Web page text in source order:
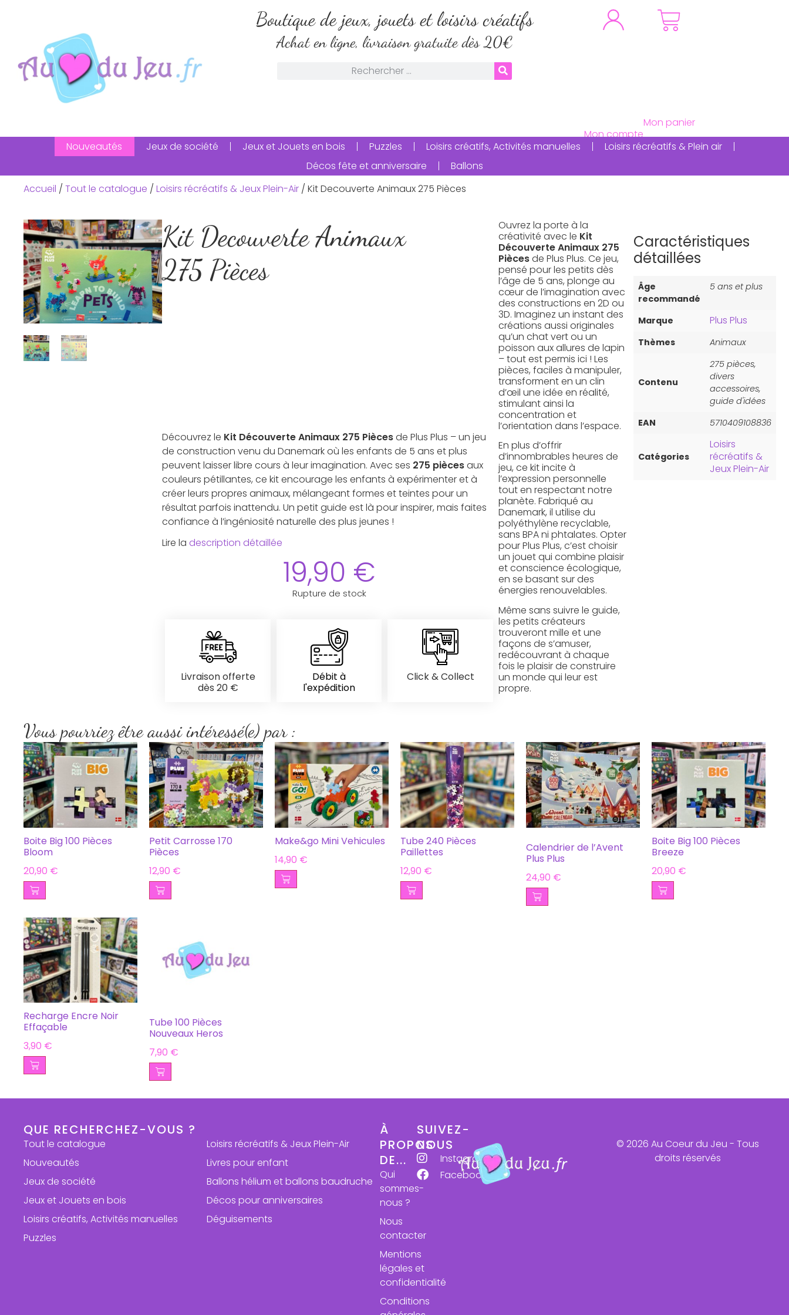
Boutique de jeux, jouets et loisirs créatifs
Achat en ligne, livraison gratuite dès 20€
Nouveautés Jeux de société Jeux et Jouets en bois Puzzles Loisirs créatifs, Activités manuelles
Loisirs récréatifs & Plein air
Décos fête et anniversaire
Ballons
Accueil /Tout le catalogue /Loisirs récréatifs & Jeux Plein-Air / Kit Decouverte Animaux 275 Pièces
Kit Decouverte Animaux
275 Pièces
Découvrez le Kit Découverte Animaux 275 Piècesde Plus Plus – un jeu
de construction venu du Danemark où les enfants de 5 ans et plus
peuvent laisser libre cours à leur imagination. Avec ses 275 piècesaux
couleurs pétillantes, ce kit encourage les enfants à expérimenter et à
créer leurs propres animaux, mélangeant formes et teintes pour un
résultat parfois inattendu. Un petit guide est là pour inspirer, mais faites
confiance à l’ingéniosité naturelle des plus jeunes !
Lire ladescription détaillée
19,90 €
Rupture de stock
Livraison offerte
dès 20 €
Débit à
l'expédition
Click & Collect
Ouvrez la porte à la
créativité avec le Kit
Découverte Animaux 275
Piècesde Plus Plus. Ce jeu,
pensé pour les petits dès
l’âge de 5 ans, plonge au
cœur de l’imagination avec
des constructions en 2D ou
3D. Imaginez un instant des
créations aussi originales
qu’un chat vert ou un
poisson aux allures de lapin
– tout est permis ici ! Les
pièces, faciles à manipuler,
transforment en un clin
d’œil une idée en réalité,
stimulant ainsi la
concentration et
l’orientation dans l’espace.
En plus d’offrir
d’innombrables heures de
jeu, ce kit incite à
l’expression personnelle
tout en respectant notre
planète. Fabriqué au
Danemark, il utilise du
polyéthylène recyclable,
sans BPA ni phtalates. Opter
pour Plus Plus, c’est choisir
un jouet qui combine plaisir
et conscience écologique,
en se basant sur des
énergies renouvelables.
Même sans suivre le guide,
les petits créateurs
trouveront mille et une
façons de s’amuser,
redécouvrant à chaque
fois le plaisir de construire
un monde qui leur est
propre.
Caractéristiques
détaillées
Âge
recommandé
5 ans et plus
Marque Plus Plus
Thèmes Animaux
Contenu
275 pièces,
divers
accessoires,
guide d'idées
EAN
5710409108836
Catégories
Loisirs
récréatifs &
Jeux Plein-Air
Vous pourriez être aussi intéressé(e) par :
Boite Big 100 Pièces
Bloom
20,90 €
Petit Carrosse 170
Pièces
12,90 €
Make&go Mini Vehicules
14,90 €
Tube 240 Pièces
Paillettes
12,90 €
Calendrier de l’Avent
Plus Plus
24,90 €
Boite Big 100 Pièces
Breeze
20,90 €
Recharge Encre Noir
Effaçable
3,90 €
Tube 100 Pièces
Nouveaux Heros
7,90 €
QUE RECHERCHEZ-VOUS ?
Tout le catalogue
Nouveautés
Jeux de société
Jeux et Jouets en bois
Loisirs créatifs, Activités manuelles
Puzzles
Loisirs récréatifs & Jeux Plein-Air
Livres pour enfant
Ballons hélium et ballons baudruche
Décos pour anniversaires
Déguisements
À
PROPOS
DE...
Qui
sommes-
nous ?
Nous
contacter
Mentions
légales et
confidentialité
Conditions
SUIVEZ-
NOUS
Instagram
Facebook
© 2026 Au Coeur du Jeu - Tous
droits réservés